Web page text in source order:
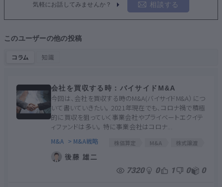
気軽にお話してみませんか？ 相談する
このユーザーの他の投稿
コラム 知識
会社を買収する時：バイサイドM&A
今回は、会社を買収する時のM&A(バイサイドM&A）につ
いて書いていきたい。 2021年現在でも、コロナ禍で積極
的に買収を狙っていく事業会社やプライベートエクイテ
ィファンドは多い。 特に事業会社はコロナ...
M&A > M&A戦略 株価算定 M&A 株式譲渡
後藤 雄二
7320 0 1 0 0